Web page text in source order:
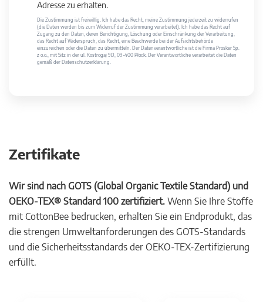
Adresse zu erhalten.
Die Zustimmung ist freiwillig. Ich habe das Recht, meine Zustimmung jederzeit zu widerrufen
(die Daten werden bis zum Widerruf der Zustimmung verarbeitet). Ich habe das Recht auf
Zugang zu den Daten, deren Berichtigung, Löschung oder Einschränkung der Verarbeitung,
das Recht auf Widerspruch, das Recht, eine Beschwerde bei der Aufsichtsbehörde
einzureichen oder die Daten zu übermitteln. Der Datenverantwortliche ist die Firma Prosker Sp.
z o.o., mit Sitz in der ul. Kostrogaj 9D, 09-400 Płock. Der Verantwortliche verarbeitet die Daten
gemäß der Datenschutzerklärung.
Zertifikate
Wir sind nach GOTS (Global Organic Textile Standard) und
OEKO-TEX® Standard 100 zertifiziert. Wenn Sie Ihre Stoffe
mit CottonBee bedrucken, erhalten Sie ein Endprodukt, das
die strengen Umweltanforderungen des GOTS-Standards
und die Sicherheitsstandards der OEKO-TEX-Zertifizierung
erfüllt.